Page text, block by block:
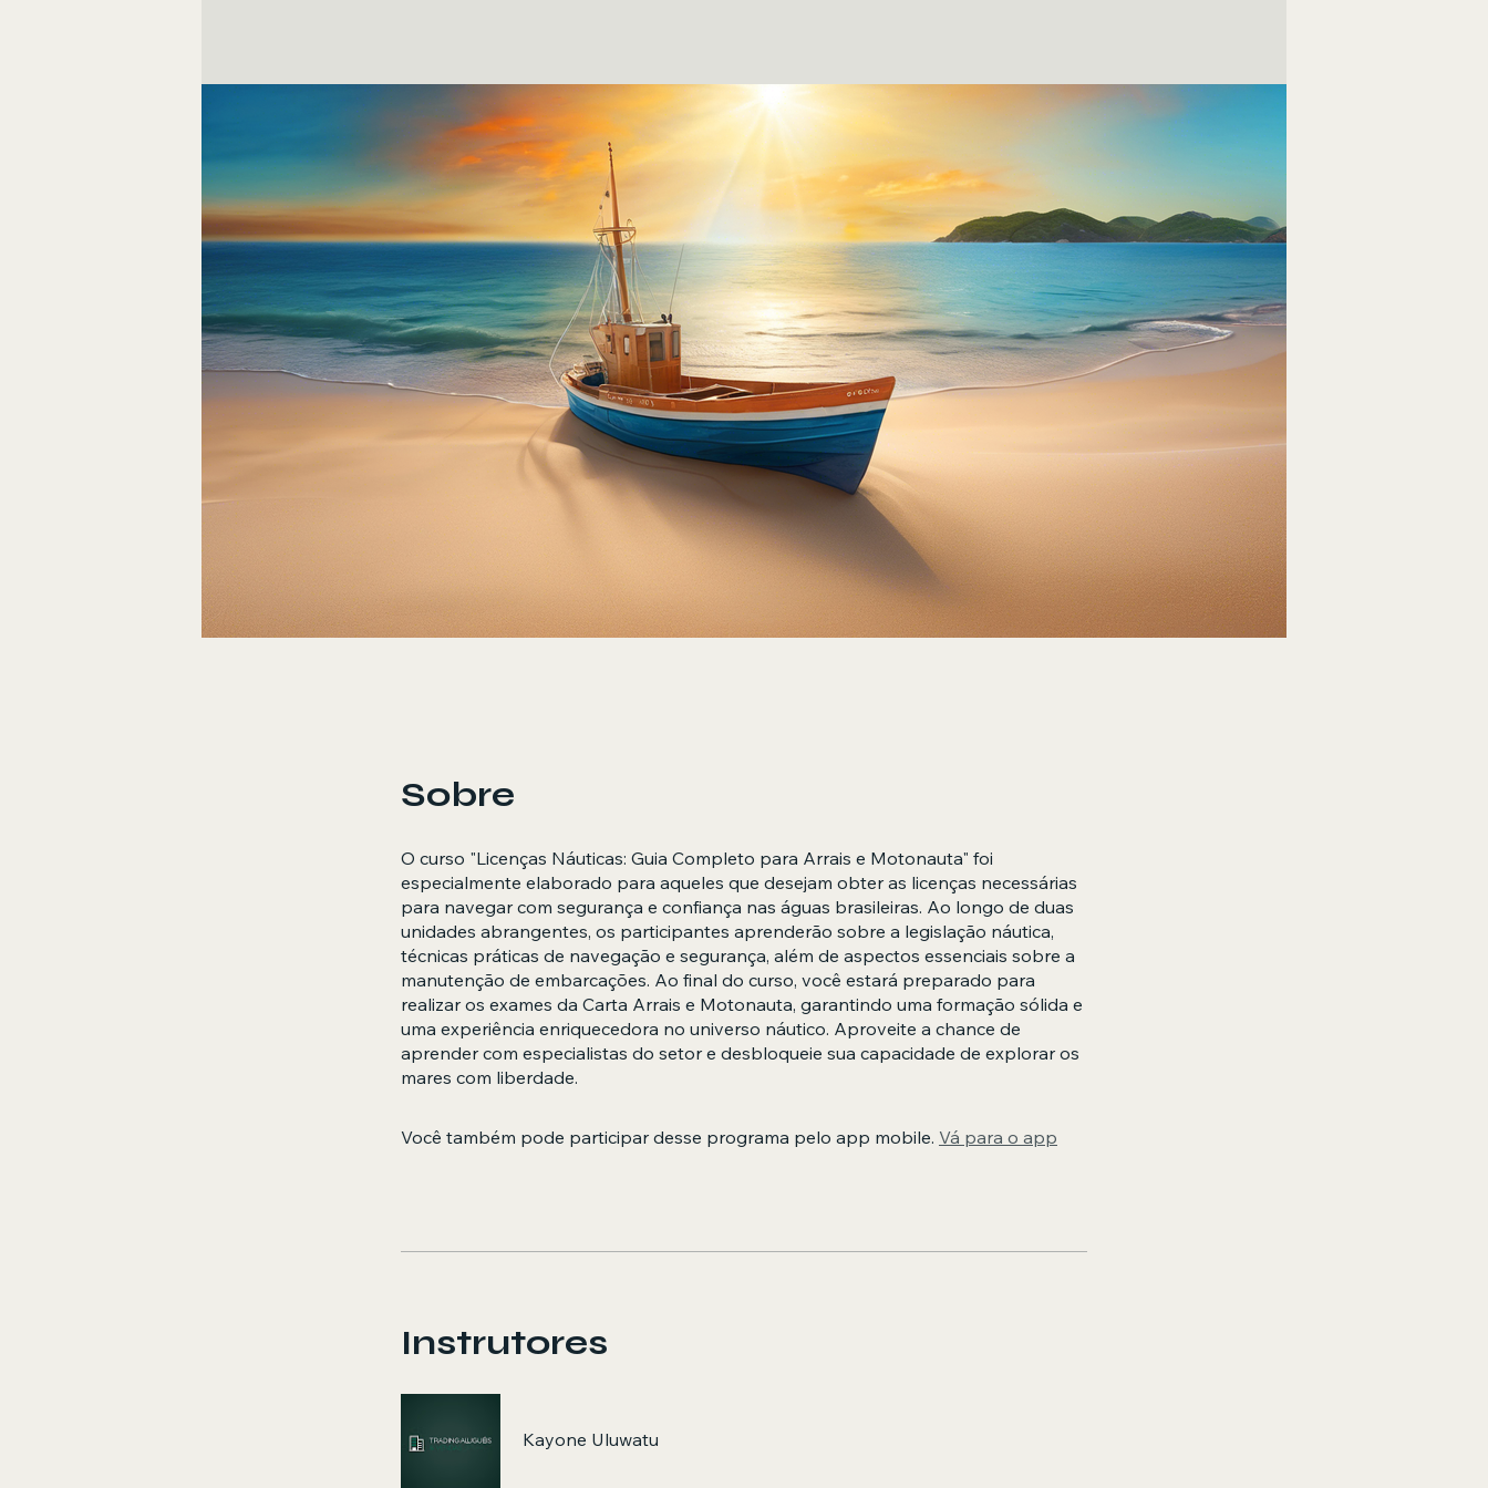
Sobre
O curso "Licenças Náuticas: Guia Completo para Arrais e Motonauta" foi
especialmente elaborado para aqueles que desejam obter as licenças necessárias
para navegar com segurança e confiança nas águas brasileiras. Ao longo de duas
unidades abrangentes, os participantes aprenderão sobre a legislação náutica,
técnicas práticas de navegação e segurança, além de aspectos essenciais sobre a
manutenção de embarcações. Ao final do curso, você estará preparado para
realizar os exames da Carta Arrais e Motonauta, garantindo uma formação sólida e
uma experiência enriquecedora no universo náutico. Aproveite a chance de
aprender com especialistas do setor e desbloqueie sua capacidade de explorar os
mares com liberdade.
Você também pode participar desse programa pelo app mobile. Vá para o app
Instrutores
Kayone Uluwatu